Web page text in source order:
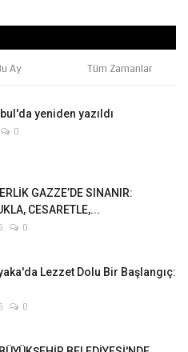
Ay Tüm Zamanlar
yeniden yazıldı
0
GAZZE’DE SINANIR:
CESARETLE,...
0
Lezzet Dolu Bir Başlangıç:
0